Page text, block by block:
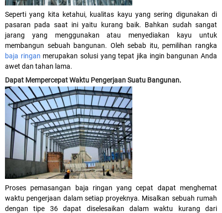
Seperti yang kita ketahui, kualitas kayu yang sering digunakan di
pasaran pada saat ini yaitu kurang baik. Bahkan sudah sangat
jarang yang menggunakan atau menyediakan kayu untuk
membangun sebuah bangunan. Oleh sebab itu, pemilihan rangka
baja ringan merupakan solusi yang tepat jika ingin bangunan Anda
awet dan tahan lama.
Dapat Mempercepat Waktu Pengerjaan Suatu Bangunan.
Proses pemasangan baja ringan yang cepat dapat menghemat
waktu pengerjaan dalam setiap proyeknya. Misalkan sebuah rumah
dengan tipe 36 dapat diselesaikan dalam waktu kurang dari